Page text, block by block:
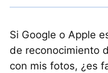
Si Google o Apple
de reconocimiento
con mis fotos, ¿es